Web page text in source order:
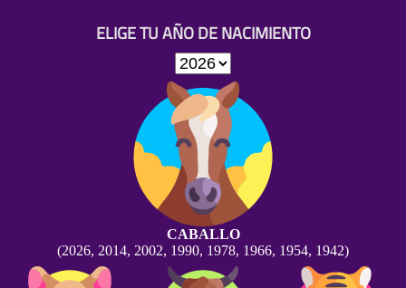
ELIGE TU AÑO DE NACIMIENTO
CABALLO
(2026, 2014, 2002, 1990, 1978, 1966, 1954, 1942)